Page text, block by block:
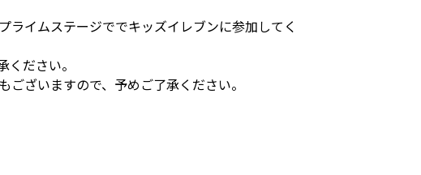
ライムステージででキッズイレブンに参加してく
ださい。
ざいますので、予めご了承ください。